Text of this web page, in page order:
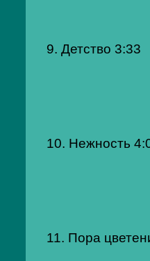
9. Детство 3:33
10. Нежность
11. Пора